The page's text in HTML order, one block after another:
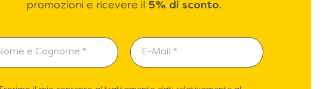
promozioni e ricevere il 5% di sconto.